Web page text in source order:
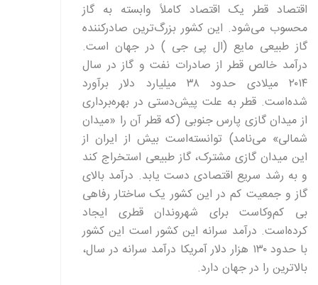
اقتصاد قطر یک اقتصاد کاملاً وابسته به گاز
محسوب می‌شود. این کشور بزرگ‌ترین صادرکننده
گاز طبیعی مایع (ال پی جی ) در جهان است.
درآمد خالص قطر از صادرات نفت و گاز در سال
۲۰۱۴ میلادی حدود ۳۸ میلیارد دلار برآورد
شده‌است. قطر به علت پیش‌دستی در بهره‌برداری
از میدان گازی پارس جنوبی (که قطر آن را «میدان
شمالی» می‌نامد) توانسته‌است بیش از ایران از
این میدان گازی مشترک، گاز طبیعی استخراج کند
و به رشد سریع اقتصادی دست یابد. درآمد بالای
گاز و جمعیت کم در این کشور یک ساختار رفاهی
بی کم‌وکاست برای شهروندان قطری ایجاد
کرده‌است. درآمد سرانه این کشور است این کشور
با حدود ۱۳۰ هزار دلار آمریکا درآمد سرانه در سال،
بالاترین را در جهان دارد.